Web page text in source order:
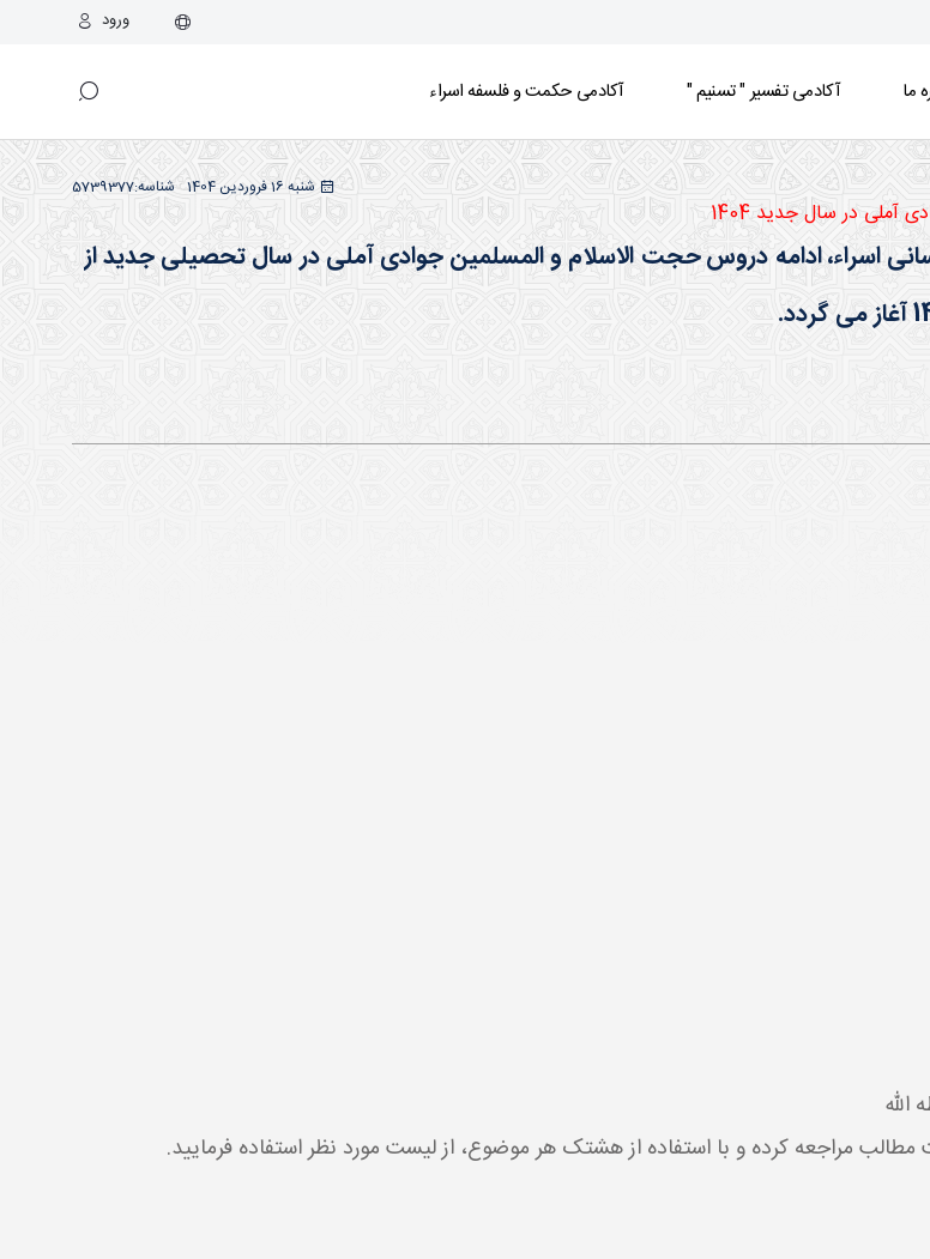
ورود
ما آکادمی تفسیر " تسنیم " آکادمی حکمت و فلسفه اسراء
به گزارش پایگاه اطلاع رسانی اسراء، ادامه دروس حجت الاسلام و المسلمین جوادی آملی در سال تحصیلی جدید از شنبه 16 فروردین ماه 1404 آغاز می گردد. شنبه 16 فروردین 1404 5739377شناسه:
در سال جدید 1404
اسراء، ادامه دروس حجت الاسلام و المسلمین جوادی آملی در سال تحصیلی جدید از
مراجعه کرده و با استفاده از هشتک هر موضوع، از لیست مورد نظر استفاده فرمایید.